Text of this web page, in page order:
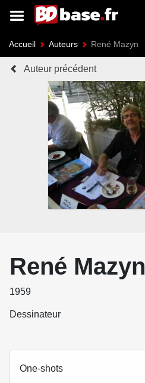
Accueil Auteurs René Mazyn
Auteur précédent
René Mazyn
1959
Dessinateur
One-shots